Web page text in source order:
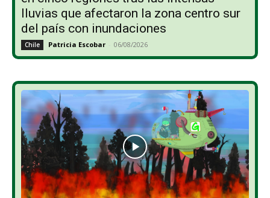
lluvias que afectaron la zona centro sur
del país con inundaciones
Chile Patricia Escobar - 06/08/2026